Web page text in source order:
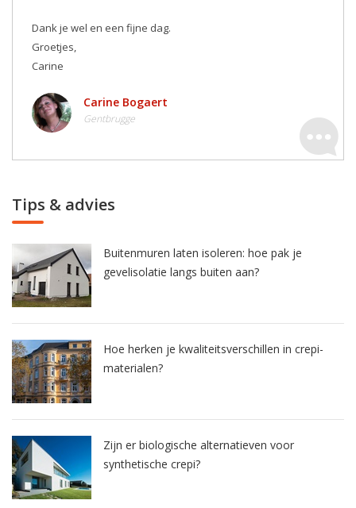
Dank je wel en een fijne dag.
Groetjes,
Carine
Carine Bogaert
Gentbrugge
Tips & advies
Buitenmuren laten isoleren: hoe pak je
gevelisolatie langs buiten aan?
Hoe herken je kwaliteitsverschillen in crepi-
materialen?
Zijn er biologische alternatieven voor
synthetische crepi?